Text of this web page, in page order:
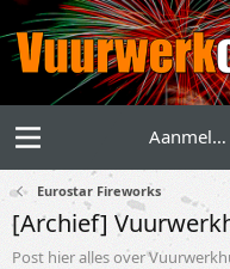
Aanmelden
Eurostar Fireworks
[Archief]
Post hier alles over